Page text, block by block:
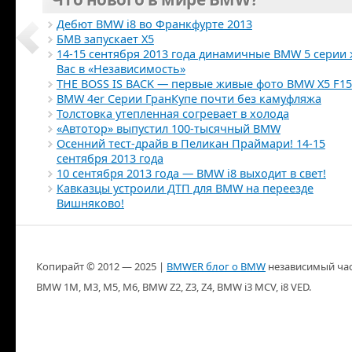
Дебют BMW i8 во Франкфурте 2013
БМВ запускает X5
14-15 сентября 2013 года динамичные BMW 5 серии
Вас в «Независимость»
THE BOSS IS BACK — первые живые фото BMW X5 F15
BMW 4er Серии ГранКупе почти без камуфляжа
Толстовка утепленная согревает в холода
«Автотор» выпустил 100-тысячный BMW
Осенний тест-драйв в Пеликан Праймари! 14-15
сентября 2013 года
10 сентября 2013 года — BMW i8 выходит в свет!
Кавказцы устроили ДТП для BMW на переезде
Вишняково!
Копирайт © 2012 — 2025 | BMWER блог о BMW независимый
BMW 1M, M3, M5, M6, BMW Z2, Z3, Z4, BMW i3 MCV, i8 VED.